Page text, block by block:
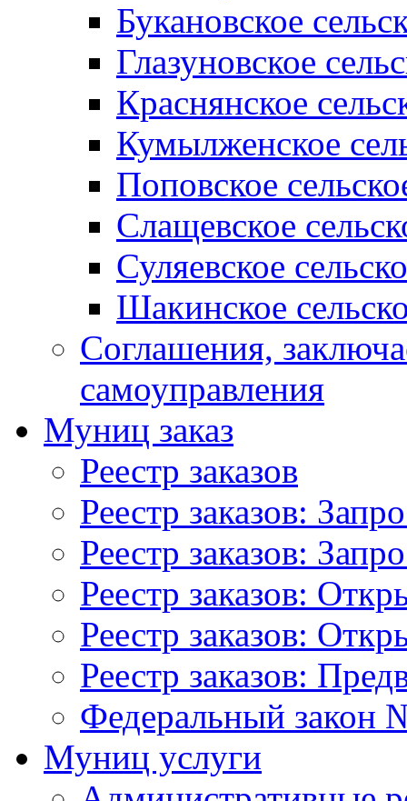
Букановское
Глазуновское
Краснянское
Кумылженское
Поповское
Слащевское
Суляевское
Шакинское
Соглашения,
самоуправления
Муниц заказ
Реестр заказов
Реестр заказов:
Реестр заказов:
Реестр заказов:
Реестр заказов:
Реестр заказов:
Федеральный закон
Муниц услуги